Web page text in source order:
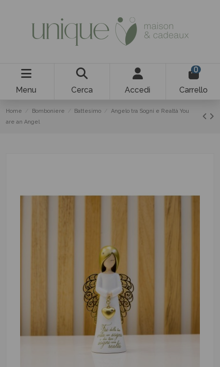
Menu Cerca Accedi
0
Carrello
Home Bomboniere Battesimo
Angelo tra Sogni e Realtà You
are an Angel